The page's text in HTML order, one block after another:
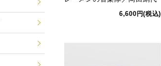
6,600円(税込)